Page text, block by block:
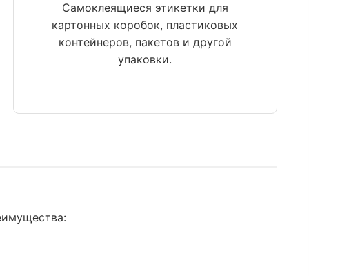
Самоклеящиеся этикетки для
картонных коробок, пластиковых
контейнеров, пакетов и другой
упаковки.